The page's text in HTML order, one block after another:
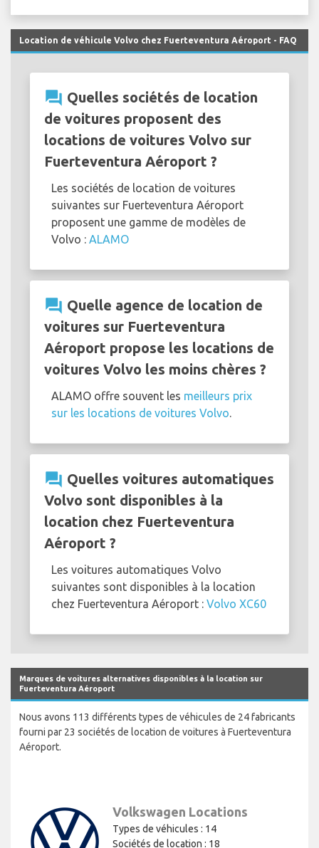
Location de véhicule Volvo chez Fuerteventura Aéroport - FAQ
question_answer Quelles sociétés de location
de voitures proposent des
locations de voitures Volvo sur
Fuerteventura Aéroport ?
Les sociétés de location de voitures
suivantes sur Fuerteventura Aéroport
proposent une gamme de modèles de
Volvo : ALAMO
question_answer Quelle agence de location de
voitures sur Fuerteventura
Aéroport propose les locations de
voitures Volvo les moins chères ?
ALAMO offre souvent les meilleurs prix
sur les locations de voitures Volvo
question_answer Quelles voitures automatiques
Volvo sont disponibles à la
location chez Fuerteventura
Aéroport ?
Les voitures automatiques Volvo
suivantes sont disponibles à la location
chez Fuerteventura Aéroport : Volvo XC60
Marques de voitures alternatives disponibles à la location sur
Fuerteventura Aéroport
Nous avons 113 différents types de véhicules de 24 fabricants
fourni par 23 sociétés de location de voitures à Fuerteventura
Aéroport.
Volkswagen Locations
Types de véhicules : 14
Sociétés de location : 18